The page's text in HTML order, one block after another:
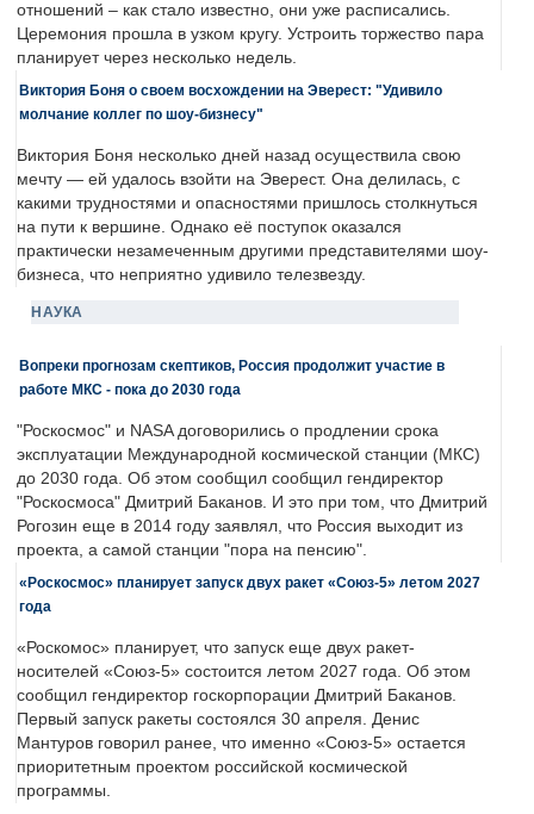
отношений – как стало известно, они уже расписались.
Церемония прошла в узком кругу. Устроить торжество пара
планирует через несколько недель.
Виктория Боня о своем восхождении на Эверест: "Удивило
молчание коллег по шоу-бизнесу"
Виктория Боня несколько дней назад осуществила свою
мечту — ей удалось взойти на Эверест. Она делилась, с
какими трудностями и опасностями пришлось столкнуться
на пути к вершине. Однако её поступок оказался
практически незамеченным другими представителями шоу-
бизнеса, что неприятно удивило телезвезду.
НАУКА
Вопреки прогнозам скептиков, Россия продолжит участие в
работе МКС - пока до 2030 года
"Роскосмос" и NASA договорились о продлении срока
эксплуатации Международной космической станции (МКС)
до 2030 года. Об этом сообщил сообщил гендиректор
"Роскосмоса" Дмитрий Баканов. И это при том, что Дмитрий
Рогозин еще в 2014 году заявлял, что Россия выходит из
проекта, а самой станции "пора на пенсию".
«Роскосмос» планирует запуск двух ракет «Союз-5» летом 2027
года
«Роскомос» планирует, что запуск еще двух ракет-
носителей «Союз-5» состоится летом 2027 года. Об этом
сообщил гендиректор госкорпорации Дмитрий Баканов.
Первый запуск ракеты состоялся 30 апреля. Денис
Мантуров говорил ранее, что именно «Союз-5» остается
приоритетным проектом российской космической
программы.